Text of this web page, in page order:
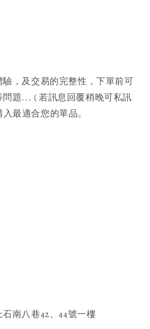
，及交易的完整性，下單前可
題... ( 若訊息回覆稍晚可私訊
最適合您的單品。
南八巷42、44號一樓